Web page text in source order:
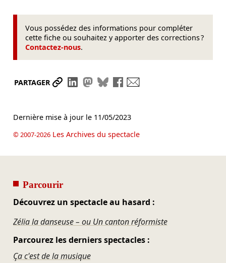
Vous possédez des informations pour compléter
cette fiche ou souhaitez y apporter des corrections ?
Contactez-nous.
PARTAGER Partager le lien
Partager sur LinkedIn
Partager sur Mastodon
Partager sur Bluesky
Partager sur Facebook
Dernière mise à jour le 11/05/2023
© 2007-2026Les Archives du spectacle
Parcourir
Découvrez un spectacle au hasard :
Zélia la danseuse – ou Un canton réformiste
Parcourez les derniers spectacles :
Ça c'est de la musique